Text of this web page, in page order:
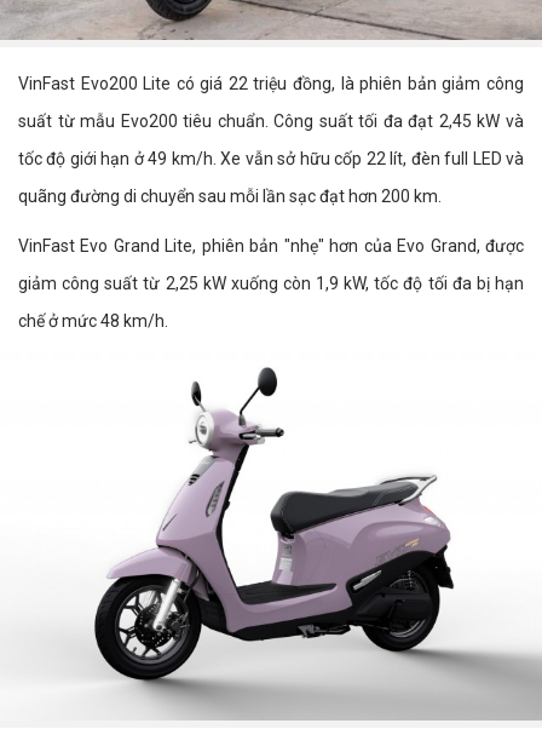
VinFast Evo200 Lite có giá 22 triệu đồng, là phiên bản giảm công
suất từ mẫu Evo200 tiêu chuẩn. Công suất tối đa đạt 2,45 kW và
tốc độ giới hạn ở 49 km/h. Xe vẫn sở hữu cốp 22 lít, đèn full LED và
quãng đường di chuyển sau mỗi lần sạc đạt hơn 200 km.
VinFast Evo Grand Lite, phiên bản "nhẹ" hơn của Evo Grand, được
giảm công suất từ 2,25 kW xuống còn 1,9 kW, tốc độ tối đa bị hạn
chế ở mức 48 km/h.